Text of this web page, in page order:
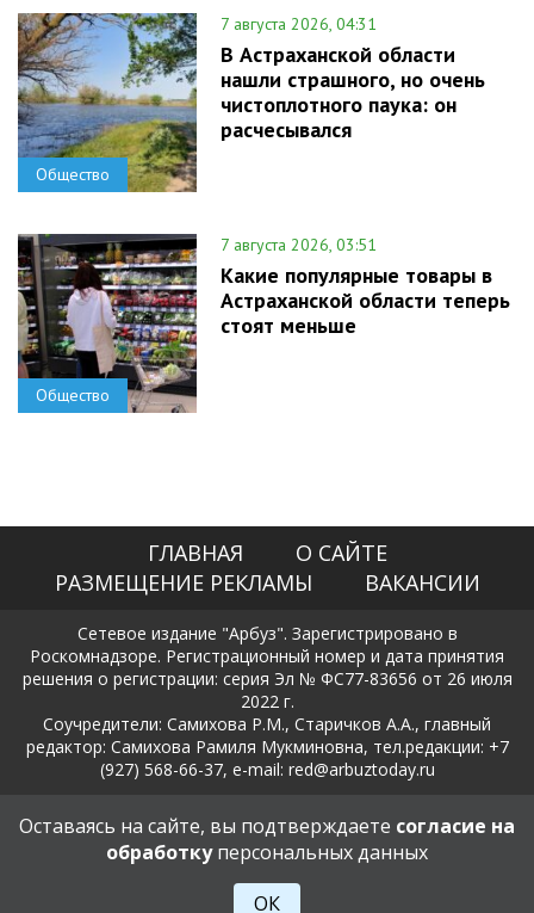
Общество
7 августа 2026, 04:31
В Астраханской области
нашли страшного, но очень
чистоплотного паука: он
расчесывался
Общество
7 августа 2026, 03:51
Какие популярные товары в
Астраханской области теперь
стоят меньше
ГЛАВНАЯ
О САЙТЕ
РАЗМЕЩЕНИЕ РЕКЛАМЫ
ВАКАНСИИ
Сетевое издание "Арбуз". Зарегистрировано в
Роскомнадзоре. Регистрационный номер и дата принятия
решения о регистрации: серия Эл № ФС77-83656 от 26 июля
2022 г.
Соучредители: Самихова Р.М., Старичков А.А., главный
редактор: Самихова Рамиля Мукминовна, тел.редакции: +7
(927) 568-66-37, e-mail: red@arbuztoday.ru
Политика в отношении обработки и защиты персональных
данных
18+
Оставаясь на сайте, вы подтверждаете согласие на
обработкуперсональных данных
ОК